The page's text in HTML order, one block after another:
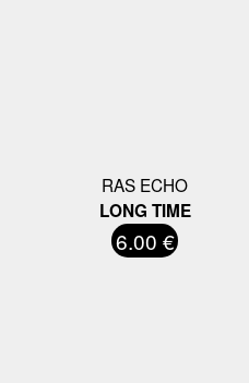
RAS ECHO
LONG TIME
6.00 €